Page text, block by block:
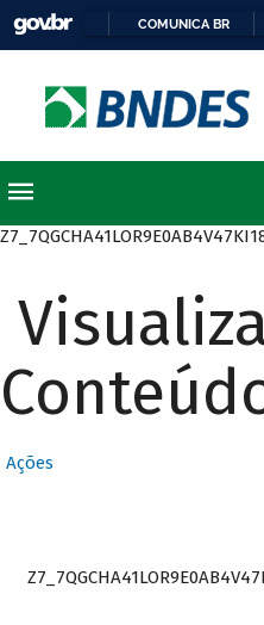
COMUNICA BR
Ações